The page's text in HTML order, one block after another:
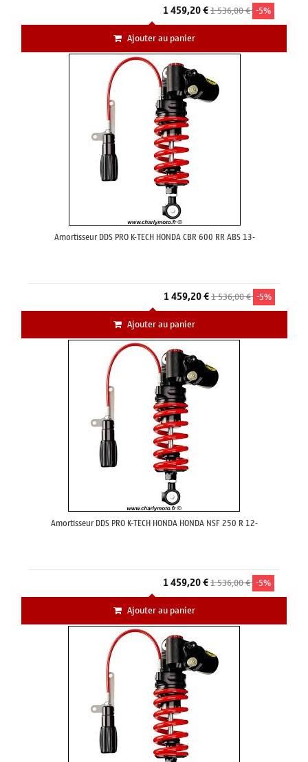
1 459,20 €1 536,00 € -5%
Ajouter au panier
Amortisseur DDS PRO K-TECH HONDA CBR 600 RR ABS 13-
1 459,20 €1 536,00 € -5%
Ajouter au panier
Amortisseur DDS PRO K-TECH HONDA HONDA NSF 250 R 12-
1 459,20 €1 536,00 € -5%
Ajouter au panier